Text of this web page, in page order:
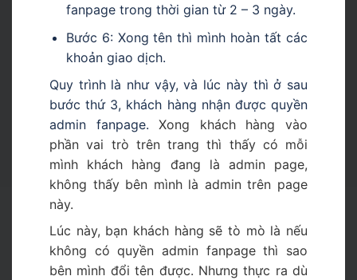
fanpage trong thời gian từ 2 – 3 ngày.
Bước 6: Xong tên thì mình hoàn tất các
khoản giao dịch.
Quy trình là như vậy, và lúc này thì ở sau
bước thứ 3, khách hàng nhận được quyền
admin fanpage.Xong khách hàng vào
phần vai trò trên trang thì thấy có mỗi
mình khách hàng đang là admin page,
không thấy bên mình là admin trên page
này.
Lúc này, bạn khách hàng sẽ tò mò là nếu
không có quyền admin fanpage thì sao
bên mình đổi tên được. Nhưng thực ra dù